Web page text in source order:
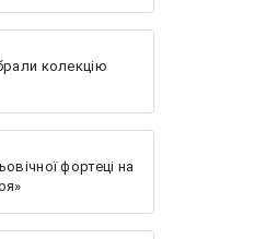
колекцію
фортеці на